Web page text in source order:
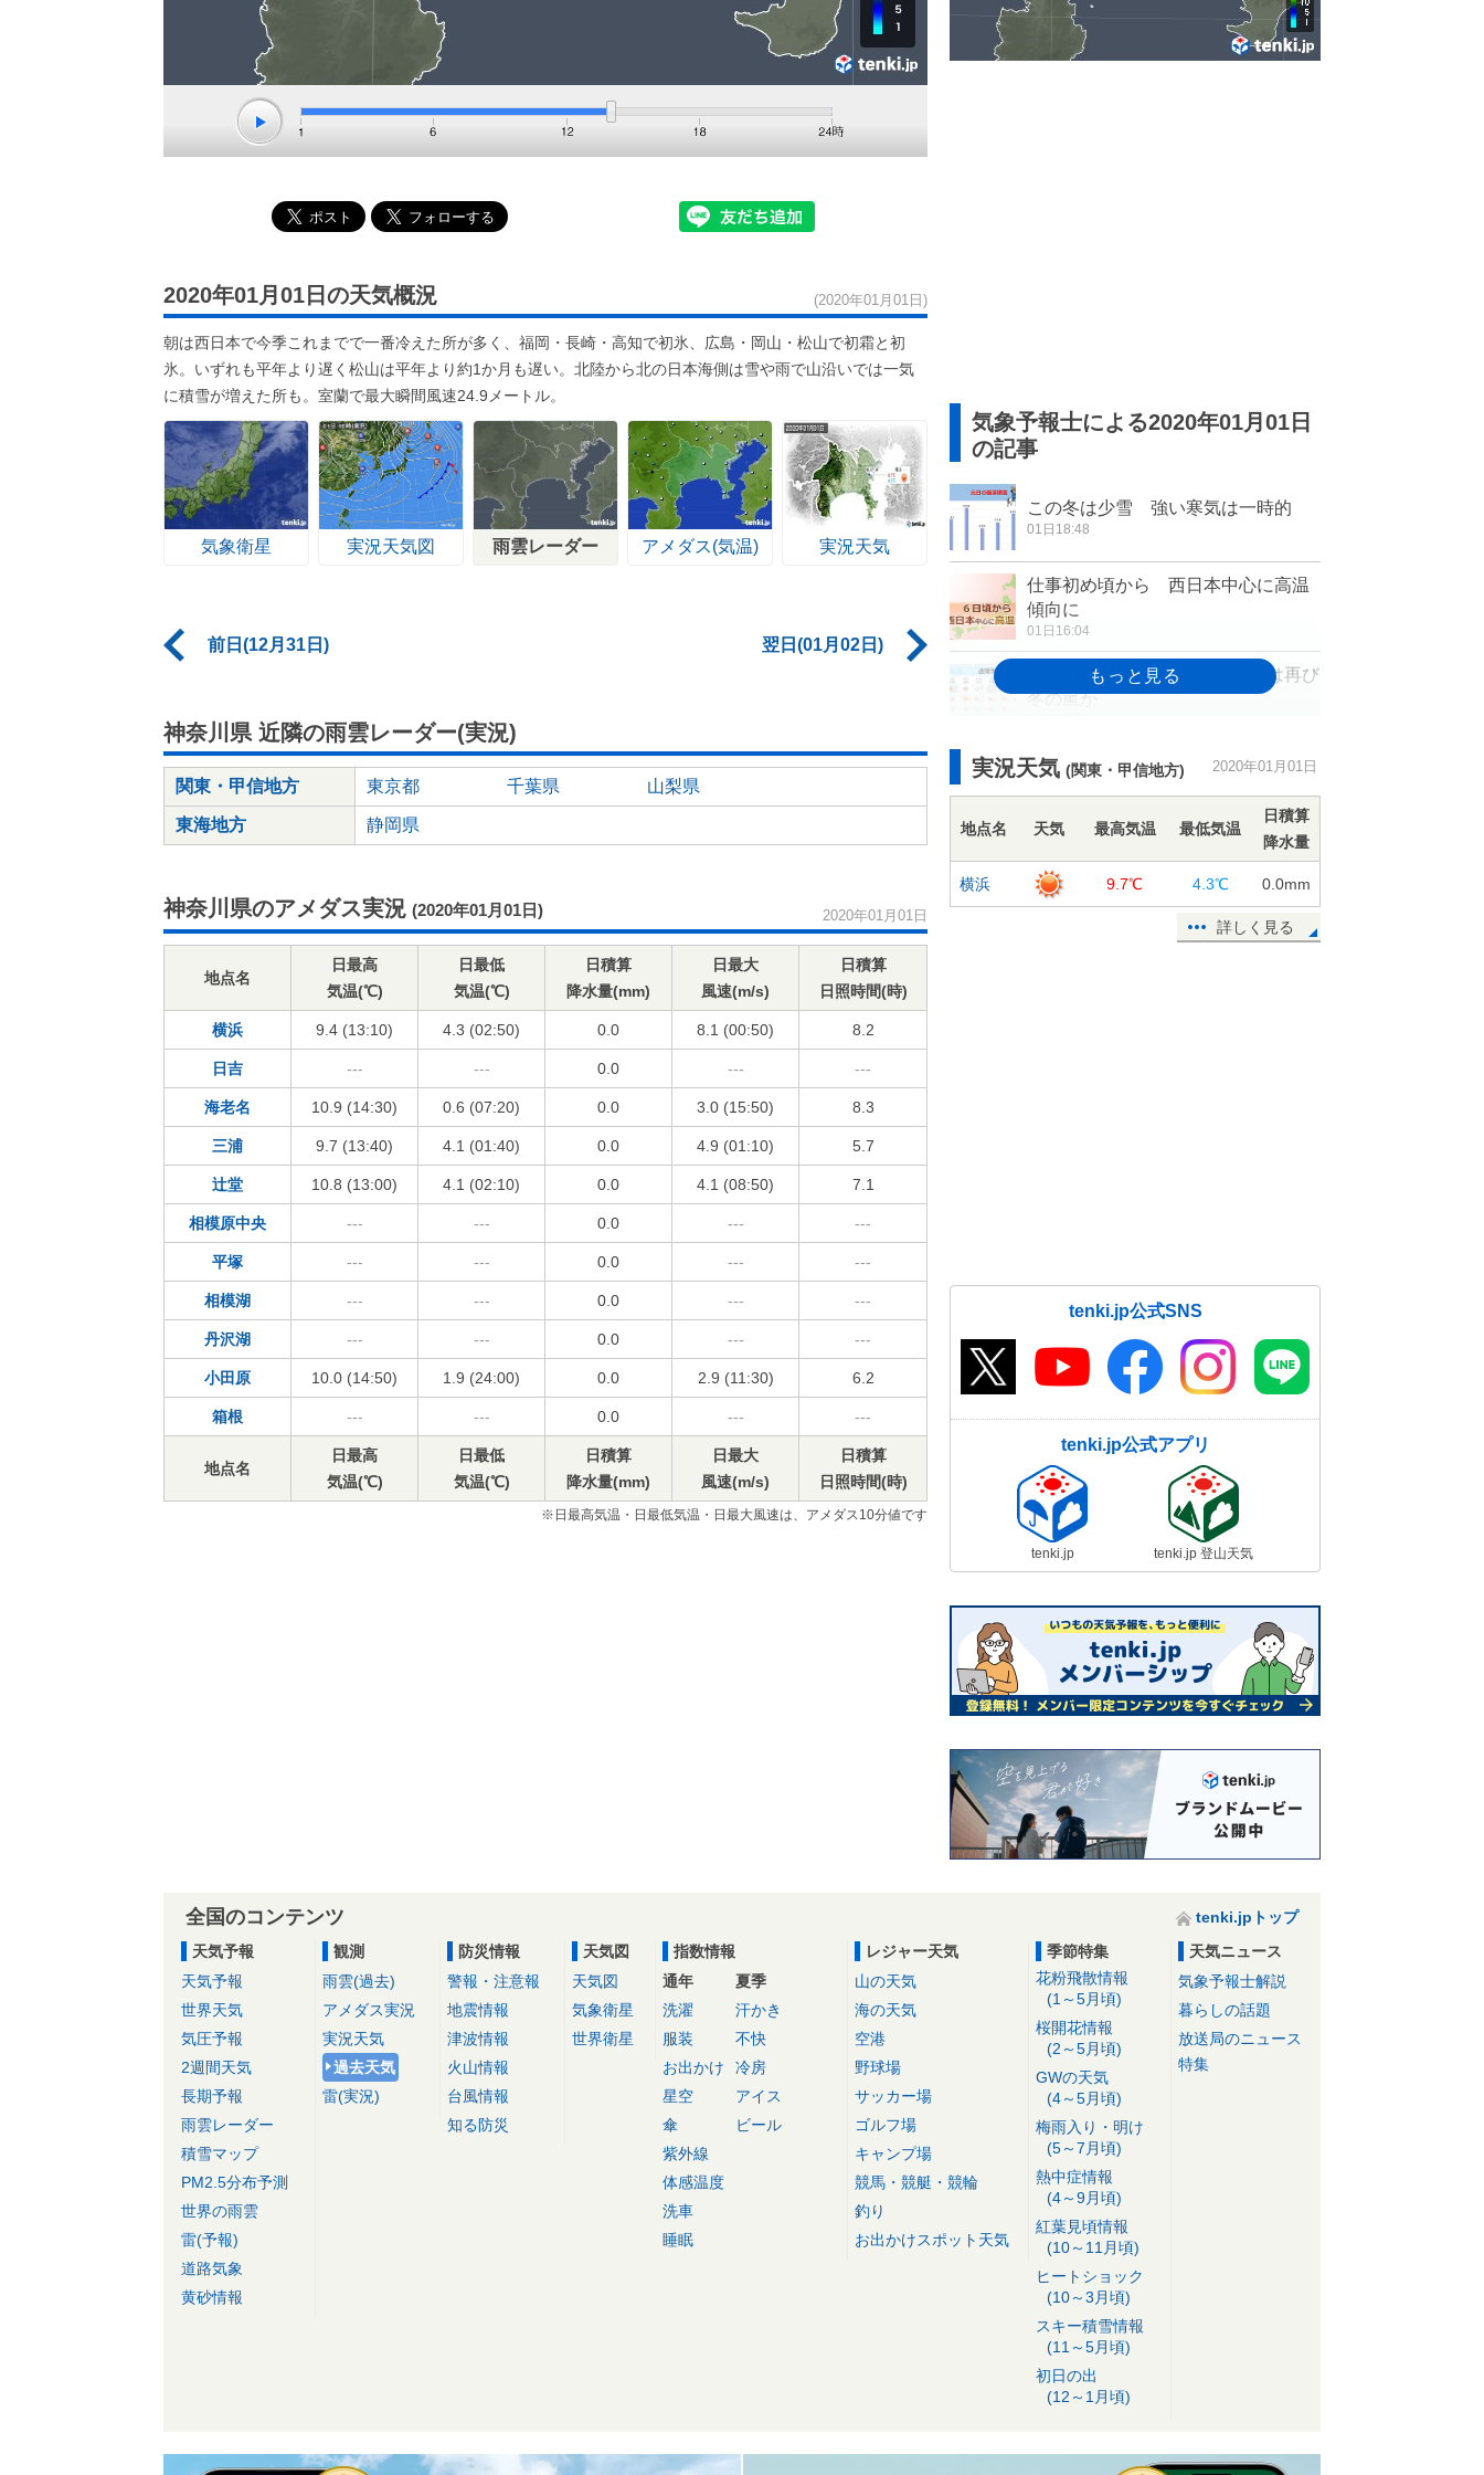
2020年01月01日の天気概況 (2020年01月01日)
朝は西日本で今季これまでで一番冷えた所が多く、福岡・長崎・高知で初氷、広島・岡山・松山で初霜と初
氷。いずれも平年より遅く松山は平年より約1か月も遅い。北陸から北の日本海側は雪や雨で山沿いでは一気
に積雪が増えた所も。室蘭で最大瞬間風速24.9メートル。
気象衛星 実況天気図 雨雲レーダー アメダス(気温) 実況天気
前日(12月31日) 翌日(01月02日)
神奈川県 近隣の雨雲レーダー(実況)
関東・甲信地方 東京都 千葉県 山梨県
東海地方 静岡県
神奈川県のアメダス実況 (2020年01月01日) 2020年01月01日
地点名
日最高
気温(℃)
日最低
気温(℃)
日積算
降水量(mm)
日最大
風速(m/s)
日積算
日照時間(時)
横浜 9.4 (13:10) 4.3 (02:50) 0.0 8.1 (00:50) 8.2
日吉 --- --- 0.0 --- ---
海老名 10.9 (14:30) 0.6 (07:20) 0.0 3.0 (15:50) 8.3
三浦 9.7 (13:40) 4.1 (01:40) 0.0 4.9 (01:10) 5.7
辻堂 10.8 (13:00) 4.1 (02:10) 0.0 4.1 (08:50) 7.1
相模原中央 --- --- 0.0 --- ---
平塚 --- --- 0.0 --- ---
相模湖 --- --- 0.0 --- ---
丹沢湖 --- --- 0.0 --- ---
小田原 10.0 (14:50) 1.9 (24:00) 0.0 2.9 (11:30) 6.2
箱根 --- --- 0.0 --- ---
地点名
日最高
気温(℃)
日最低
気温(℃)
日積算
降水量(mm)
日最大
風速(m/s)
日積算
日照時間(時)
※日最高気温・日最低気温・日最大風速は、アメダス10分値です
気象予報士による2020年01月01日
の記事
この冬は少雪 強い寒気は一時的
01日18:48
仕事初め頃から 西日本中心に高温
傾向に
01日16:04
週間 影響長引く寒波 5日頃は再び
冬の嵐か
甲府市内から 初日の出と富士山
01日11:53
北海道 令和最初の初日の出は
01日10:11
1日 北日本は冬の嵐続く 全国的に
実況天気 (関東・甲信地方) 2020年01月01日
地点名 天気 最高気温 最低気温
日積算
降水量
横浜 9.7℃ 4.3℃ 0.0mm
詳しく見る
tenki.jp公式SNS
tenki.jp公式アプリ
tenki.jp tenki.jp 登山天気
全国のコンテンツ
tenki.jpトップ
天気予報
天気予報
世界天気
気圧予報
2週間天気
長期予報
雨雲レーダー
積雪マップ
PM2.5分布予測
世界の雨雲
雷(予報)
道路気象
黄砂情報
観測
雨雲(過去)
アメダス実況
実況天気
過去天気
雷(実況)
防災情報
警報・注意報
地震情報
津波情報
火山情報
台風情報
知る防災
天気図
天気図
気象衛星
世界衛星
指数情報
通年
洗濯
服装
お出かけ
星空
傘
紫外線
体感温度
洗車
睡眠
夏季
汗かき
不快
冷房
アイス
ビール
レジャー天気
山の天気
海の天気
空港
野球場
サッカー場
ゴルフ場
キャンプ場
競馬・競艇・競輪
釣り
お出かけスポット天気
季節特集
花粉飛散情報
(1～5月頃)
桜開花情報
(2～5月頃)
GWの天気
(4～5月頃)
梅雨入り・明け
(5～7月頃)
熱中症情報
(4～9月頃)
紅葉見頃情報
(10～11月頃)
ヒートショック
(10～3月頃)
スキー積雪情報
(11～5月頃)
初日の出
(12～1月頃)
天気ニュース
気象予報士解説
暮らしの話題
放送局のニュース
特集